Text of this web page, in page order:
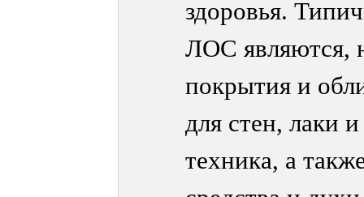
здоровья.
ЛОС являются,
покрытия и
для стен, лаки
техника, а